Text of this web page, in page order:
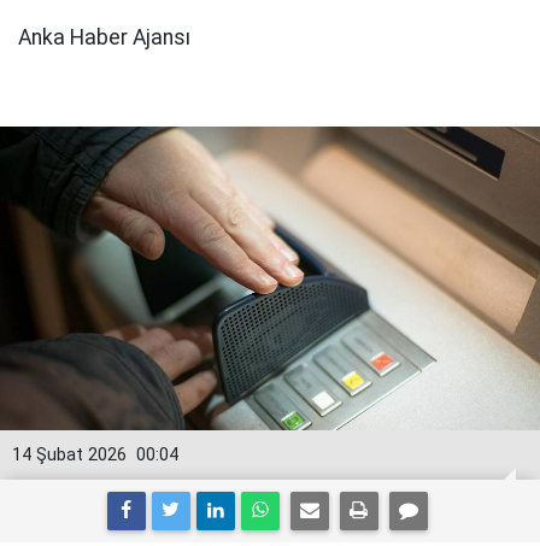
Anka Haber Ajansı
00:04
14 Şubat 2026